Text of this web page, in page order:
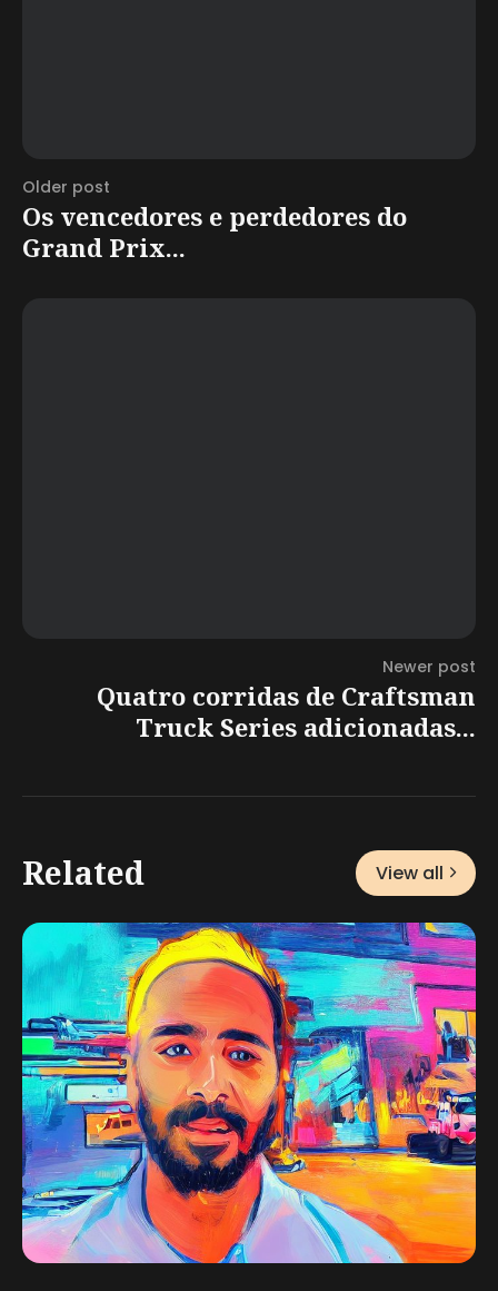
Older post
Os vencedores e perdedores do
Grand Prix...
Newer post
Quatro corridas de Craftsman
Truck Series adicionadas...
Related View all